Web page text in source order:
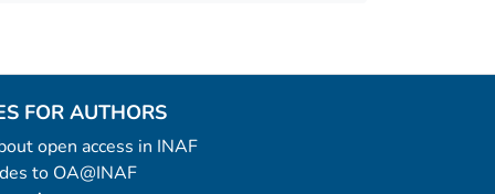
FOR AUTHORS
open access in INAF
to OA@INAF